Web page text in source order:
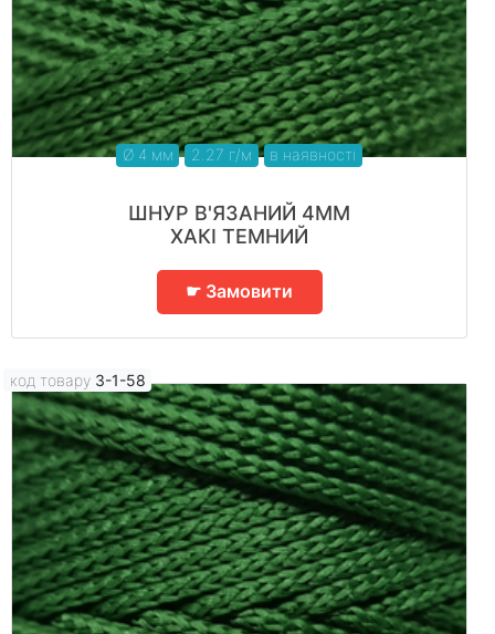
Ø 4 мм 2.27 г/м в наявності
ШНУР В'ЯЗАНИЙ 4ММ
ХАКІ ТЕМНИЙ
☛ Замовити
код товару 3-1-58